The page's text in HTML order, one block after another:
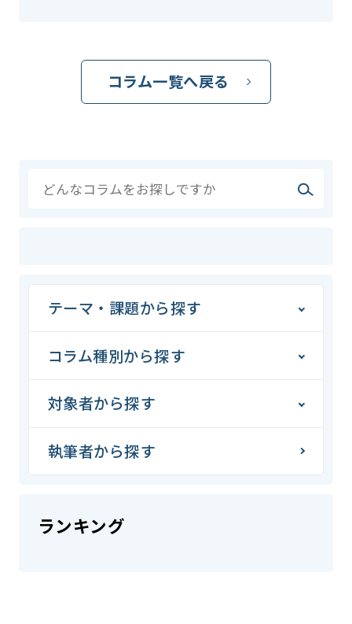
コラム一覧へ戻る
テーマ・課題から探す
コラム種別から探す
対象者から探す
執筆者から探す
ランキング